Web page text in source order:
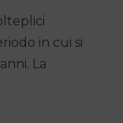
in cui si
La